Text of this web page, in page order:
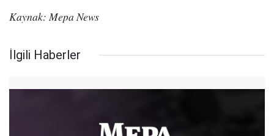
Kaynak: Mepa News
İlgili Haberler